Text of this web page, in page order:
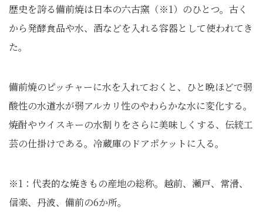
歴史を誇る備前焼は日本の六古窯（※1）のひとつ。古く
から発酵食品や水、酒などを入れる容器として使われてき
た。
備前焼のピッチャーに水を入れておくと、ひと晩ほどで弱
酸性の水道水が弱アルカリ性のやわらかな水に変化する。
焼酎やウイスキーの水割りをさらに美味しくする、伝統工
芸の仕掛けである。冷蔵庫のドアポケットに入る。
※1：代表的な焼きもの産地の総称。越前、瀬戸、常滑、
信楽、丹波、備前の6か所。